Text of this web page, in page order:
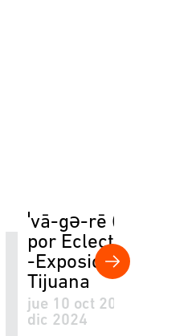
ˈvā-gə-rē (vagary)
por Eclectique
-Exposición en
Tijuana
jue 10 oct 2024 - dom 8
dic 2024